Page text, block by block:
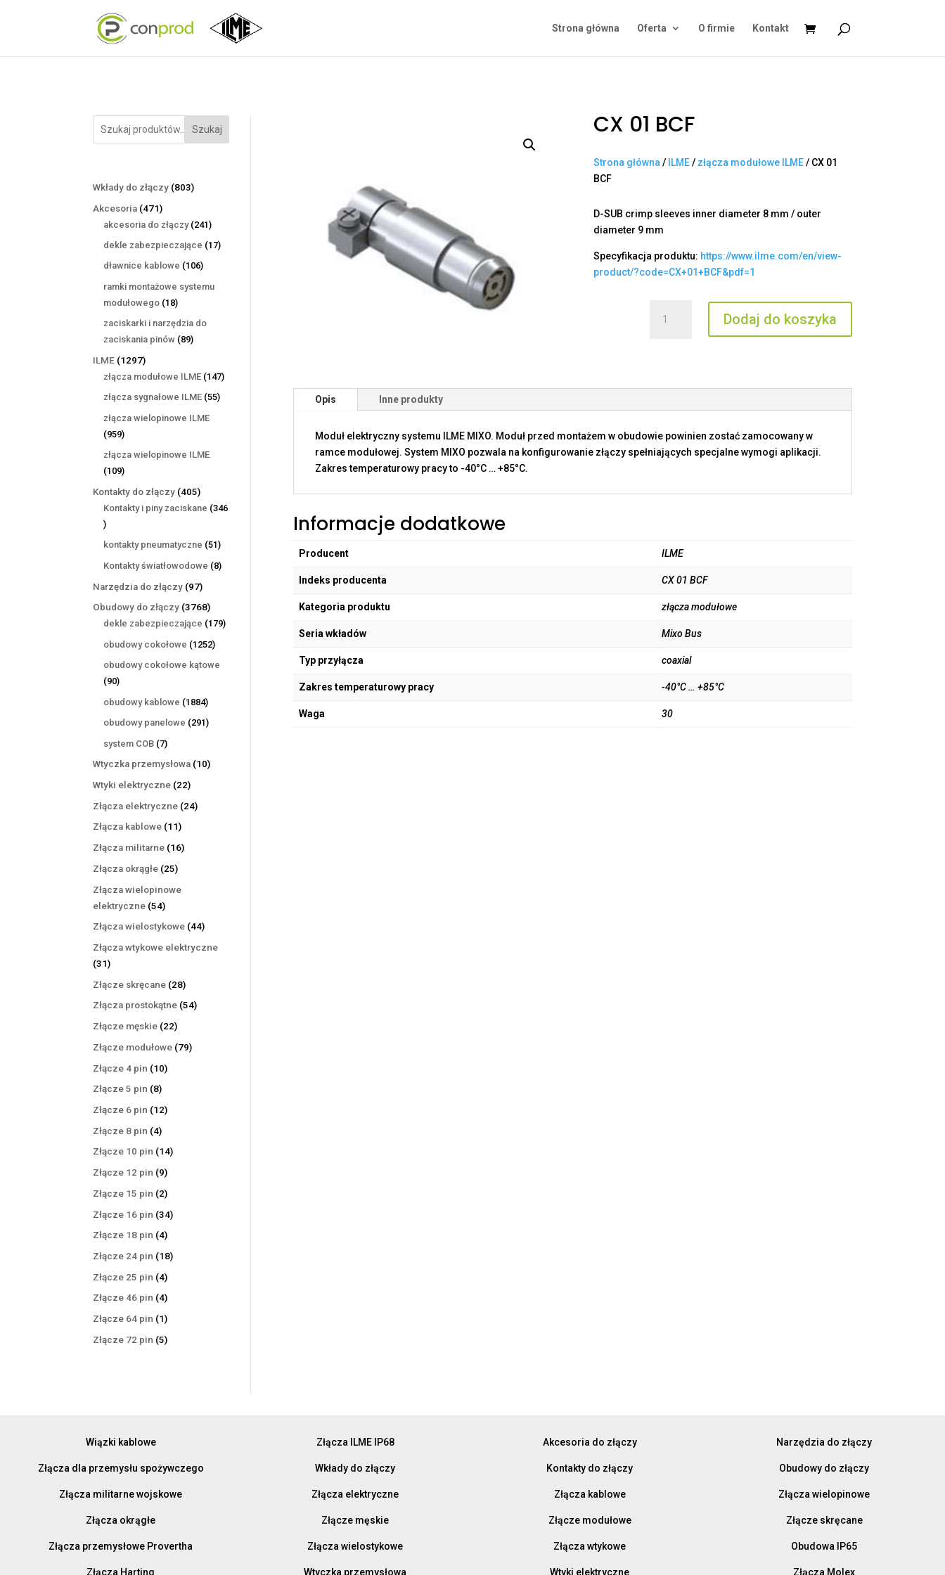
Strona główna Oferta O firmie Kontakt
Szukaj
Wkłady do złączy 803803
Akcesoria 471471
produktów
akcesoria do złączy 241241
produktów
dekle zabezpieczające 1717
dławnice kablowe 106106
ramki montażowe systemu
modułowego 1818
produktów
zaciskarki i narzędzia do
zaciskania pinów 8989
ILME 12971297
produktów
złącza modułowe ILME 147147
złącza sygnałowe ILME 5555
złącza wielopinowe ILME
959959
produktów
złącza wielopinowe ILME
109109
produktów
Kontakty do złączy 405405
produktów
Kontakty i piny zaciskane 346
346
produktów
kontakty pneumatyczne 5151
produktów
Kontakty światłowodowe 88
Narzędzia do złączy 9797
produktów
Obudowy do złączy 37683768
produktów
dekle zabezpieczające 179179
obudowy cokołowe 12521252
obudowy cokołowe kątowe
9090
produktów
obudowy kablowe 18841884
produkty
obudowy panelowe 291291
system COB 77
produktów
Wtyczka przemysłowa 1010
Wtyki elektryczne 2222
produkty
Złącza elektryczne 2424
Złącza kablowe 1111
produktów
Złącza militarne 1616
Złącza okrągłe 2525
Złącza wielopinowe
elektryczne 5454
produkty
Złącza wielostykowe 4444
Złącza wtykowe elektryczne
3131
produktów
Złącze skręcane 2828
produktów
Złącza prostokątne 5454
Złącze męskie 2222
produkty
Złącze modułowe 7979
Złącze 4 pin 1010
Złącze 5 pin 88
produktów
Złącze 6 pin 1212
Złącze 8 pin 44
produkty
Złącze 10 pin 1414
Złącze 12 pin 99
produktów
Złącze 15 pin 22
produkty
Złącze 16 pin 3434
Złącze 18 pin 44
produkty
Złącze 24 pin 1818
Złącze 25 pin 44
produkty
Złącze 46 pin 44
produkty
Złącze 64 pin 11
produkt
Złącze 72 pin 55
CX 01 BCF
Strona główna / ILME/ złącza modułowe ILME/ CX 01
BCF
D-SUB crimp sleeves inner diameter 8 mm / outer
diameter 9 mm
Specyfikacja produktu: https://www.ilme.com/en/view-
product/?code=CX+01+BCF&pdf=1
Dodaj do koszyka
Opis Inne produkty
Moduł elektryczny systemu ILME MIXO. Moduł przed montażem w obudowie powinien zostać zamocowany w
ramce modułowej. System MIXO pozwala na konfigurowanie złączy spełniających specjalne wymogi aplikacji.
Zakres temperaturowy pracy to -40°C … +85°C.
Informacje dodatkowe
Producent ILME
Indeks producenta CX 01 BCF
Kategoria produktu złącza modułowe
Seria wkładów Mixo Bus
Typ przyłącza coaxial
Zakres temperaturowy pracy -40°C … +85°C
Waga 30
Wiązki kablowe
Złącza dla przemysłu spożywczego
Złącza militarne wojskowe
Złącza okrągłe
Złącza przemysłowe Provertha
Złącza Harting
Złącza ILME IP68
Wkłady do złączy
Złącza elektryczne
Złącze męskie
Złącza wielostykowe
Wtyczka przemysłowa
Akcesoria do złączy
Kontakty do złączy
Złącza kablowe
Złącze modułowe
Złącza wtykowe
Wtyki elektryczne
Narzędzia do złączy
Obudowy do złączy
Złącza wielopinowe
Złącze skręcane
Obudowa IP65
Złącza Molex